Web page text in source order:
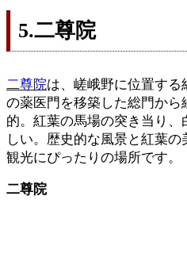
5.二尊院
二尊院は、嵯峨野に位置す
の薬医門を移築した総門から
的。紅葉の馬場の突き当り
しい。歴史的な風景と紅葉
観光にぴったりの場所です。
二尊院